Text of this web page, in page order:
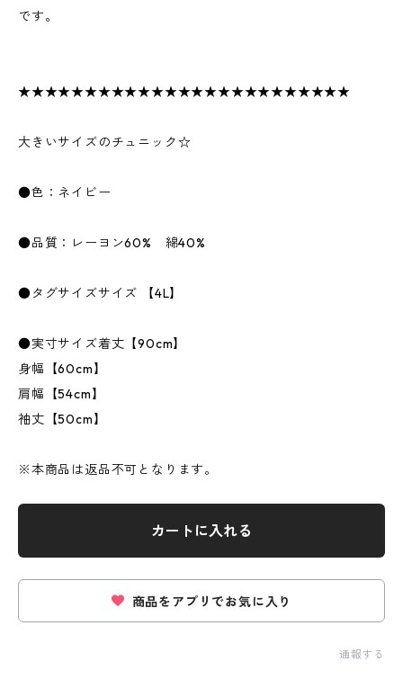
です。
★★★★★★★★★★★★★★★★★★★★★★★★★
大きいサイズのチュニック☆
●色：ネイビー
●品質：レーヨン60% 綿40%
●タグサイズサイズ 【4L】
●実寸サイズ着丈【90cm】
身幅【60cm】
肩幅【54cm】
袖丈【50cm】
※本商品は返品不可となります。
カートに入れる
商品をアプリでお気に入り
通報する